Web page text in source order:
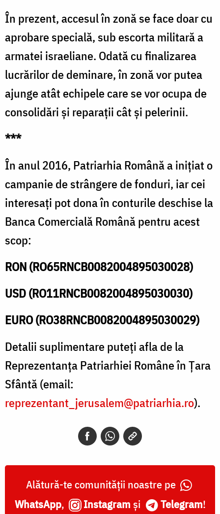
În prezent, accesul în zonă se face doar cu
aprobare specială, sub escorta militară a
armatei israeliane. Odată cu finalizarea
lucrărilor de deminare, în zonă vor putea
ajunge atât echipele care se vor ocupa de
consolidări și reparații cât şi pelerinii.
***
În anul 2016, Patriarhia Română a inițiat o
campanie de strângere de fonduri, iar cei
interesați pot dona în conturile deschise la
Banca Comercială Română pentru acest
scop:
RON (RO65RNCB0082004895030028)
USD (RO11RNCB0082004895030030)
EURO (RO38RNCB0082004895030029)
Detalii suplimentare puteţi afla de la
Reprezentanţa Patriarhiei Române în Ţara
Sfântă (email:
reprezentant_jerusalem@patriarhia.ro).
Alătură-te comunității noastre pe
WhatsApp, Instagram și Telegram!